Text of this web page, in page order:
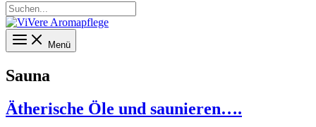
Suchen...
Menü
Sauna
Ätherische Öle und saunieren….